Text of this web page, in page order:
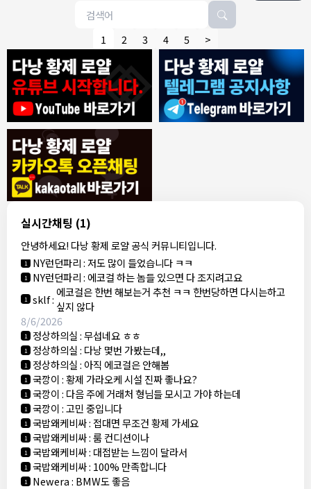
실시간채팅 (1)
안녕하세요! 다낭 황제 로얄 공식 커뮤니티입니다.
8/4/2026
1 모기한테물림:여기도 문의해보면 바로 알려줌
1 모기한테물림:정찰가보다 쌀수 없음
1 결혼안해:ㄹㅇ 팩트 ㅋㅋㅋㅋ
결혼안해:ㄹㅇ 팩트 ㅋㅋㅋㅋ
8/5/2026
NY런던파리 :다낭 에코걸 여기서 예약 가능한가요?
1 3군:에코걸 좀 조심 하는게 좋음
1 NY런던파리:저도 많이 들었습니다 ㅋㅋ
1 NY런던파리: 에코걸 하는 놈들 있으면 다 조지려고요
1 sklf: 에코걸은 한번 해보는거 추천 ㅋㅋ 한번당하면 다시는하고
싶지 않다
8/6/2026
1 정상하의실:무섭네요 ㅎㅎ
1 정상하의실: 다낭 몇번 가봤는데,,
1 정상하의실: 아직 에코걸은 안해봄
1 국깡이:황제 가라오케 시설 진짜 좋나요?
1 국깡이: 다음 주에 거래처 형님들 모시고 가야 하는데
1 국깡이:고민 중입니다
1 국밥왜케비싸: 접대면 무조건 황제 가세요
1 국밥왜케비싸:룸 컨디션이나
1 국밥왜케비싸: 대접받는 느낌이 달라서
1 국밥왜케비싸: 100% 만족합니다
1 Newera: BMW도 좋음
1 2 3 4 5 >